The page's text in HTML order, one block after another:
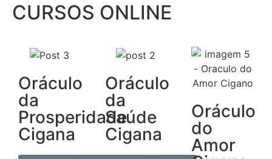
CURSOS ONLINE
Oráculo
da
Prosperidade
Cigana
Oráculo
da
Saúde
Cigana
Oráculo
do
Amor